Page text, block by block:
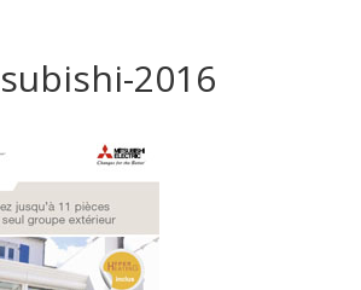
2016